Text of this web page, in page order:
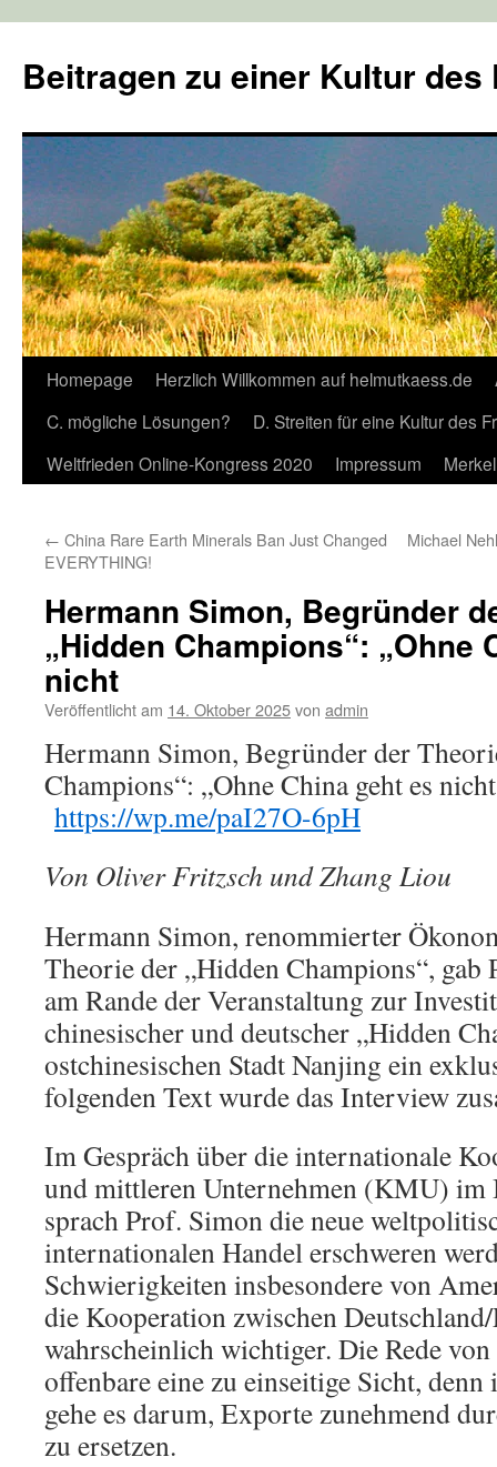
springen
Beitragen zu einer Kultur des
Homepage Herzlich Willkommen auf helmutkaess.de
C. mögliche Lösungen?
D. Streiten für eine Kultur des
Weltfrieden Online-Kongress 2020
Impressum
← China Rare Earth Minerals Ban Just Changed
EVERYTHING!
Michael
Hermann Simon, Begründer
„Hidden Champions“: „Ohne
nicht
Veröffentlicht am 14. Oktober 2025von admin
Hermann Simon, Begründer der
Champions“: „Ohne China geht es
https://wp.me/paI27O-6pH
Von Oliver Fritzsch und Zhang Liou
Hermann Simon, renommierter
Theorie der „Hidden Champions“, gab
am Rande der Veranstaltung zur
chinesischer und deutscher „Hidden
ostchinesischen Stadt Nanjing ein
folgenden Text wurde das Interview
Im Gespräch über die internationale
und mittleren Unternehmen (KMU) im
sprach Prof. Simon die neue
internationalen Handel erschweren
Schwierigkeiten insbesondere von
die Kooperation zwischen
wahrscheinlich wichtiger. Die Rede
offenbare eine zu einseitige Sicht,
gehe es darum, Exporte zunehmend
zu ersetzen.